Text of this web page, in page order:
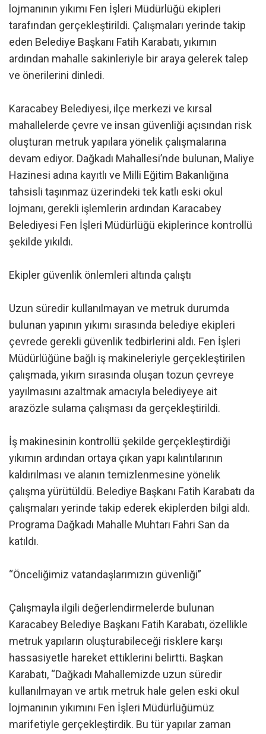
lojmanının yıkımı Fen İşleri Müdürlüğü ekipleri
tarafından gerçekleştirildi. Çalışmaları yerinde takip
eden Belediye Başkanı Fatih Karabatı, yıkımın
ardından mahalle sakinleriyle bir araya gelerek talep
ve önerilerini dinledi.
Karacabey Belediyesi, ilçe merkezi ve kırsal
mahallelerde çevre ve insan güvenliği açısından risk
oluşturan metruk yapılara yönelik çalışmalarına
devam ediyor. Dağkadı Mahallesi’nde bulunan, Maliye
Hazinesi adına kayıtlı ve Milli Eğitim Bakanlığına
tahsisli taşınmaz üzerindeki tek katlı eski okul
lojmanı, gerekli işlemlerin ardından Karacabey
Belediyesi Fen İşleri Müdürlüğü ekiplerince kontrollü
şekilde yıkıldı.
Ekipler güvenlik önlemleri altında çalıştı
Uzun süredir kullanılmayan ve metruk durumda
bulunan yapının yıkımı sırasında belediye ekipleri
çevrede gerekli güvenlik tedbirlerini aldı. Fen İşleri
Müdürlüğüne bağlı iş makineleriyle gerçekleştirilen
çalışmada, yıkım sırasında oluşan tozun çevreye
yayılmasını azaltmak amacıyla belediyeye ait
arazözle sulama çalışması da gerçekleştirildi.
İş makinesinin kontrollü şekilde gerçekleştirdiği
yıkımın ardından ortaya çıkan yapı kalıntılarının
kaldırılması ve alanın temizlenmesine yönelik
çalışma yürütüldü. Belediye Başkanı Fatih Karabatı da
çalışmaları yerinde takip ederek ekiplerden bilgi aldı.
Programa Dağkadı Mahalle Muhtarı Fahri San da
katıldı.
“Önceliğimiz vatandaşlarımızın güvenliği”
Çalışmayla ilgili değerlendirmelerde bulunan
Karacabey Belediye Başkanı Fatih Karabatı, özellikle
metruk yapıların oluşturabileceği risklere karşı
hassasiyetle hareket ettiklerini belirtti. Başkan
Karabatı, “Dağkadı Mahallemizde uzun süredir
kullanılmayan ve artık metruk hale gelen eski okul
lojmanının yıkımını Fen İşleri Müdürlüğümüz
marifetiyle gerçekleştirdik. Bu tür yapılar zaman